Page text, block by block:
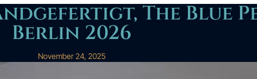
The Blue
Berlin 2026
November 24, 2025